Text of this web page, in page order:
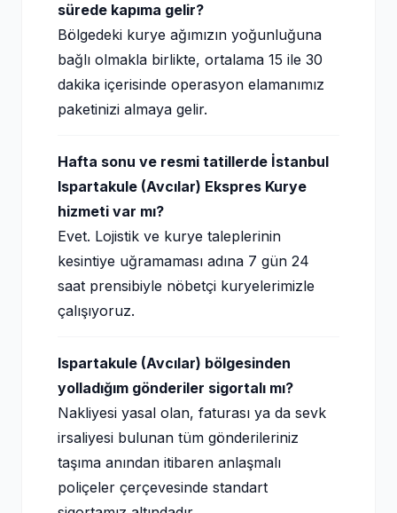
sürede kapıma gelir?
Bölgedeki kurye ağımızın yoğunluğuna
bağlı olmakla birlikte, ortalama 15 ile 30
dakika içerisinde operasyon elamanımız
paketinizi almaya gelir.
Hafta sonu ve resmi tatillerde İstanbul
Ispartakule (Avcılar) Ekspres Kurye
hizmeti var mı?
Evet. Lojistik ve kurye taleplerinin
kesintiye uğramaması adına 7 gün 24
saat prensibiyle nöbetçi kuryelerimizle
çalışıyoruz.
Ispartakule (Avcılar) bölgesinden
yolladığım gönderiler sigortalı mı?
Nakliyesi yasal olan, faturası ya da sevk
irsaliyesi bulunan tüm gönderileriniz
taşıma anından itibaren anlaşmalı
poliçeler çerçevesinde standart